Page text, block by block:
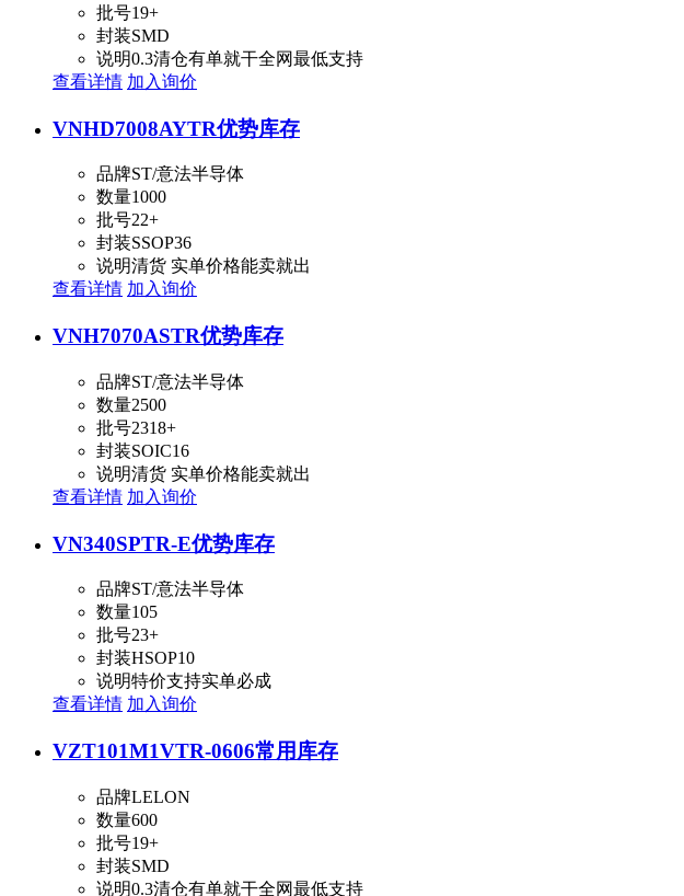
批号19+
封装SMD
说明0.3清仓有单就干全网最低支持
查看详情 加入询价
VNHD7008AYTR优势库存
品牌ST/意法半导体
数量1000
批号22+
封装SSOP36
说明清货 实单价格能卖就出
查看详情 加入询价
VNH7070ASTR优势库存
品牌ST/意法半导体
数量2500
批号2318+
封装SOIC16
说明清货 实单价格能卖就出
查看详情 加入询价
VN340SPTR-E优势库存
品牌ST/意法半导体
数量105
批号23+
封装HSOP10
说明特价支持实单必成
查看详情 加入询价
VZT101M1VTR-0606常用库存
品牌LELON
数量600
批号19+
封装SMD
说明0.3清仓有单就干全网最低支持